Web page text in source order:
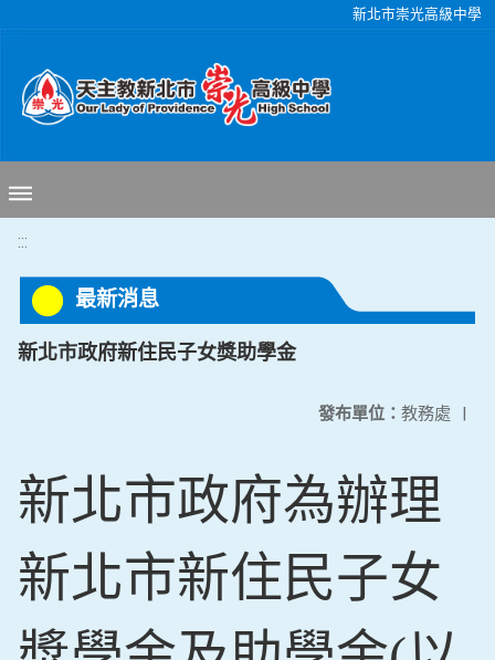
新北市崇光高級中學
:::
最新消息
新北市政府新住民子女獎助學金
發布單位： 教務處 |
新北市政府為辦理
新北市新住民子女